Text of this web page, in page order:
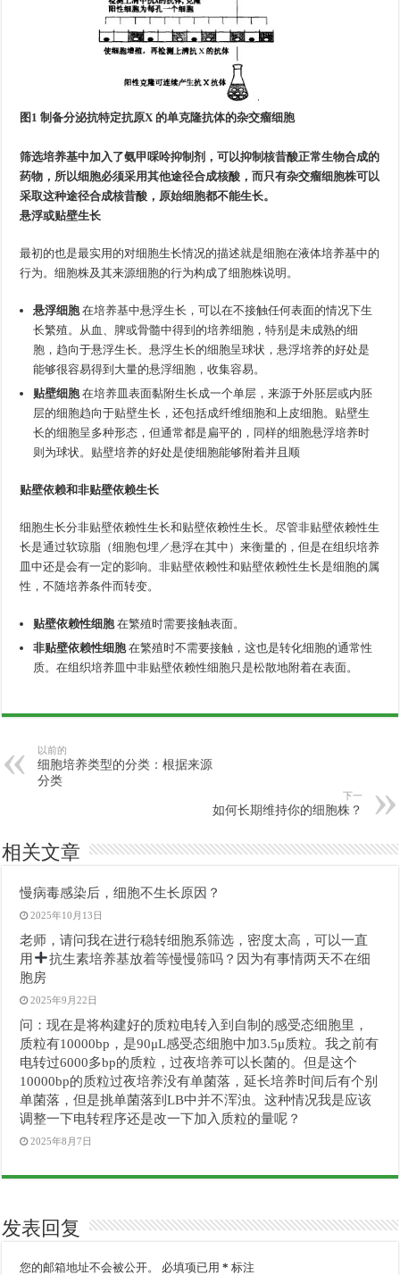
图1 制备分泌抗特定抗原X 的单克隆抗体的杂交瘤细胞
筛选培养基中加入了氨甲啋呤抑制剂，可以抑制核昔酸正常生物合成的
药物，所以细胞必须采用其他途径合成核酸，而只有杂交瘤细胞株可以
采取这种途径合成核昔酸，原始细胞都不能生长。
悬浮或贴壁生长
最初的也是最实用的对细胞生长情况的描述就是细胞在液体培养基中的
行为。细胞株及其来源细胞的行为构成了细胞株说明。
悬浮细胞在培养基中悬浮生长，可以在不接触任何表面的情况下生
长繁殖。从血、脾或骨髓中得到的培养细胞，特别是未成熟的细
胞，趋向于悬浮生长。悬浮生长的细胞呈球状，悬浮培养的好处是
能够很容易得到大量的悬浮细胞，收集容易。
贴壁细胞在培养皿表面黏附生长成一个单层，来源于外胚层或内胚
层的细胞趋向于贴壁生长，还包括成纤维细胞和上皮细胞。贴壁生
长的细胞呈多种形态，但通常都是扁平的，同样的细胞悬浮培养时
则为球状。贴壁培养的好处是使细胞能够附着并且顺
贴壁依赖和非贴壁依赖生长
细胞生长分非贴壁依赖性生长和贴壁依赖性生长。尽管非贴壁依赖性生
长是通过软琼脂（细胞包埋／悬浮在其中）来衡量的，但是在组织培养
皿中还是会有一定的影响。非贴壁依赖性和贴壁依赖性生长是细胞的属
性，不随培养条件而转变。
贴壁依赖性细胞在繁殖时需要接触表面。
非贴壁依赖性细胞在繁殖时不需要接触，这也是转化细胞的通常性
质。在组织培养皿中非贴壁依赖性细胞只是松散地附着在表面。
以前的
细胞培养类型的分类：根据来源
分类
下一
如何长期维持你的细胞株？
相关文章
慢病毒感染后，细胞不生长原因？
2025年10月13日
老师，请问我在进行稳转细胞系筛选，密度太高，可以一直
用
抗生素培养基放着等慢慢筛吗？因为有事情两天不在细
胞房
2025年9月22日
问：现在是将构建好的质粒电转入到自制的感受态细胞里，
质粒有10000bp，是90μL感受态细胞中加3.5μ质粒。我之前有
电转过6000多bp的质粒，过夜培养可以长菌的。但是这个
10000bp的质粒过夜培养没有单菌落，延长培养时间后有个别
单菌落，但是挑单菌落到LB中并不浑浊。这种情况我是应该
调整一下电转程序还是改一下加入质粒的量呢？
2025年8月7日
发表回复
您的邮箱地址不会被公开。 必填项已用* 标注